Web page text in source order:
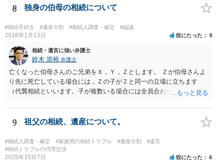
8 独身の伯母の相続について
#相続手続き #遺産分割 #相続人調査・確定 #協議
2018年1月13日 役にたった 9
相続・遺言に強い弁護士
鈴木 崇裕 弁護士
亡くなった伯母さんのご兄弟をＸ，Ｙ，Ｚとします。 Ｚが伯母さんよ
り先に死亡している場合には，Ｚの子がＺと同一の立場に立ちます
（代襲相続といいます。子が複数いる場合には全員合わせてＺと同一
つの相続分を有していますので， そのことを前提として，遺産分割協
議をすることになります（必ずしも３分の１ずつにしなくても，合意
ができれば構いません。）。 今後の対応としては， ①伯母さんの相続
財産（遺産）の全容を整理する（預貯金，有価証券，不動産等の有無
を調べることになります。） ②相続財産に照らし，相続税の申告の準
備をする（税理士の先生にご相談ください。） ③遺産分割協議をする
9 祖父の相続、遺産について。
#相続人調査・確定 #家族間の相続トラブル #遺産分割
#遺言
#相続トラブルの代理交渉
2025年10月7日 役にたった 6